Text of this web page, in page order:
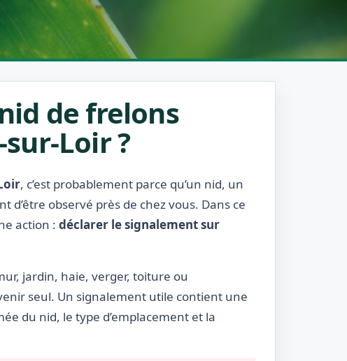
de frelons
Loir ?
, c’est probablement parce qu’un nid, un
observé près de chez vous. Dans ce
action : déclarer le signalement sur
jardin, haie, verger, toiture ou
seul. Un signalement utile contient une
du nid, le type d’emplacement et la